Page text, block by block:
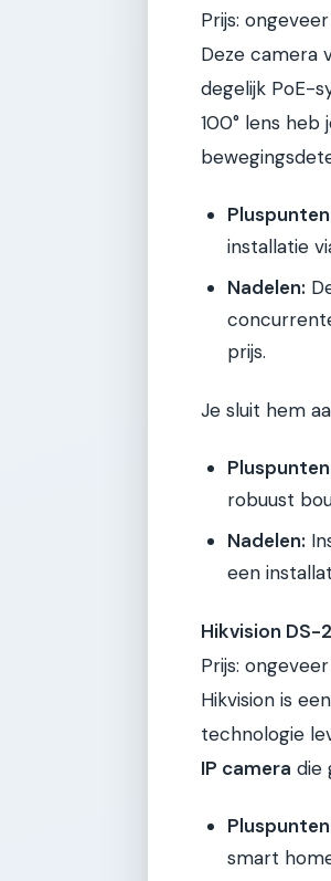
Prijs:
Deze camera
degelijk PoE-
100° lens heb
installatie
Nadelen:
prijs.
Je sluit hem
robuust
Nadelen:
een
Hikvision DS-
Prijs:
Hikvision is
technologie
IP camera die
smart